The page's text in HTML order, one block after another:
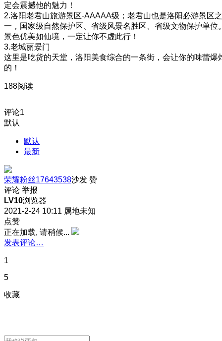
定会震撼他的魅力！
2.洛阳老君山旅游景区-AAAAA级；老君山也是洛阳必游景区之
一，国家级自然保护区、省级风景名胜区、省级文物保护单位
景色优美如仙境，一定让你不虚此行！
3.老城丽景门
这里是吃货的天堂，洛阳美食综合的一条街，会让你的味蕾爆
的！
188阅读
评论1
默认
默认
最新
荣耀粉丝17643538沙发 赞
评论 举报
LV10浏览器
2021-2-24 10:11 属地未知
点赞
正在加载, 请稍候...
发表评论…
1
5
收藏